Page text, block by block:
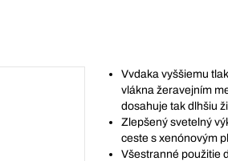
Vvdaka vyššiemu
vlákna žeravejním
dosahuje tak dlhšiu
Zlepšený svetelný
ceste s xenónovým
Všestranné použitie